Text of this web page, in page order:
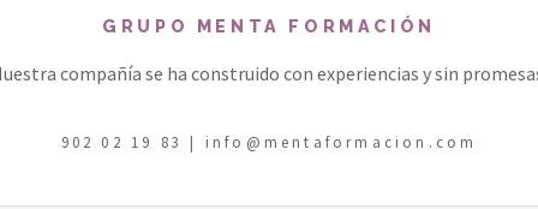
GRUPO MENTA FORMACIÓN
compañía se ha construido con experiencias y sin
902 02 19 83 | info@mentaformacion.com